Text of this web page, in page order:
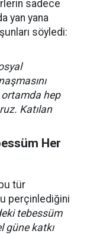
sadece
yan yana
söyledi:
hep
Katılan
Her
tür
perçinlediğini
tebessüm
güne katkı